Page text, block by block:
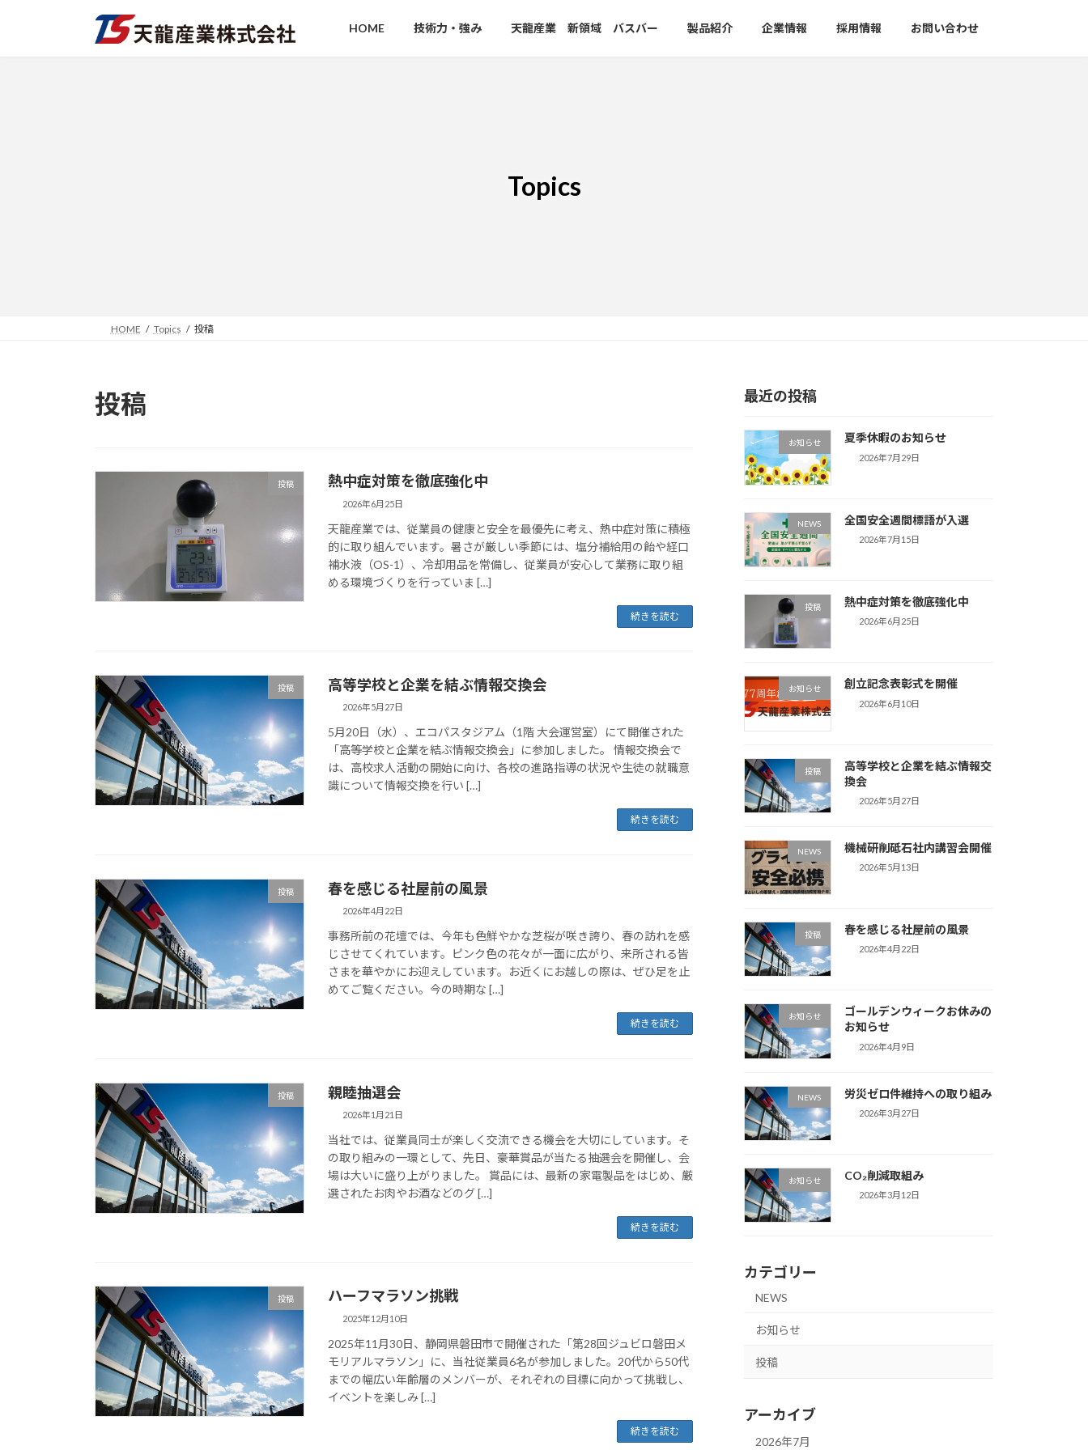
HOME 技術力・強み 天龍産業 新領域 バスバー 製品紹介 企業情報 採用情報 お問い合わせ
Topics
HOME Topics 投稿
投稿
投稿 熱中症対策を徹底強化中
2026年6月25日
天龍産業では、従業員の健康と安全を最優先に考え、熱中症対策に積極
的に取り組んでいます。暑さが厳しい季節には、塩分補給用の飴や経口
補水液（OS-1）、冷却用品を常備し、従業員が安心して業務に取り組
める環境づくりを行っていま […]
続きを読む
投稿 高等学校と企業を結ぶ情報交換会
2026年5月27日
5月20日（水）、エコパスタジアム（1階 大会運営室）にて開催された
「高等学校と企業を結ぶ情報交換会」に参加しました。 情報交換会で
は、高校求人活動の開始に向け、各校の進路指導の状況や生徒の就職意
識について情報交換を行い […]
続きを読む
投稿 春を感じる社屋前の風景
2026年4月22日
事務所前の花壇では、今年も色鮮やかな芝桜が咲き誇り、春の訪れを感
じさせてくれています。ピンク色の花々が一面に広がり、来所される皆
さまを華やかにお迎えしています。お近くにお越しの際は、ぜひ足を止
めてご覧ください。今の時期な […]
続きを読む
投稿 親睦抽選会
2026年1月21日
当社では、従業員同士が楽しく交流できる機会を大切にしています。そ
の取り組みの一環として、先日、豪華賞品が当たる抽選会を開催し、会
場は大いに盛り上がりました。 賞品には、最新の家電製品をはじめ、厳
選されたお肉やお酒などのグ […]
続きを読む
投稿 ハーフマラソン挑戦
2025年12月10日
2025年11月30日、静岡県磐田市で開催された「第28回ジュビロ磐田メ
モリアルマラソン」に、当社従業員6名が参加しました。20代から50代
までの幅広い年齢層のメンバーが、それぞれの目標に向かって挑戦し、
イベントを楽しみ […]
続きを読む
最近の投稿
お知らせ 夏季休暇のお知らせ
2026年7月29日
NEWS 全国安全週間標語が入選
2026年7月15日
投稿 熱中症対策を徹底強化中
2026年6月25日
お知らせ 創立記念表彰式を開催
2026年6月10日
投稿
高等学校と企業を結ぶ情報交
換会
2026年5月27日
NEWS 機械研削砥石社内講習会開催
2026年5月13日
投稿 春を感じる社屋前の風景
2026年4月22日
お知らせ
ゴールデンウィークお休みの
お知らせ
2026年4月9日
NEWS 労災ゼロ件維持への取り組み
2026年3月27日
お知らせ CO₂削減取組み
2026年3月12日
カテゴリー
NEWS
お知らせ
投稿
アーカイブ
2026年7月